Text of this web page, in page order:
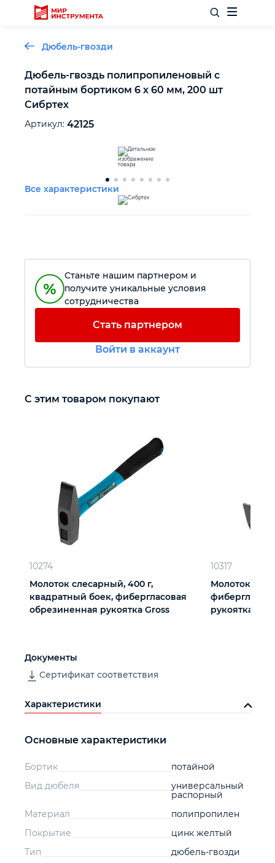
Отделочный инструмент
Слесарный инструмент
Столярный инструмент
Садовый инвентарь
Автомобильный инструмент
Крепежный инструмент
Прочий инструмент
Дюбель-гвозди
Дюбель-гвоздь полипропиленовый с
потайным бортиком 6 х 60 мм, 200 шт
Сибртех
Артикул: 42125
Все характеристики
Станьте нашим партнером и
получите уникальные условия
сотрудничества
Стать партнером
Войти в аккаунт
С этим товаром покупают
10274
Молоток слесарный, 400 г,
квадратный боек, фибергласовая
обрезиненная рукоятка Gross
10317
Молоток
рукоятка
Документы
Сертификат соответствия
Характеристики
Основные характеристики
Бортик
потайной
Вид дюбеля
универсальный
распорный
Материал
полипропилен
Покрытие
цинк желтый
Тип
дюбель-гвозди